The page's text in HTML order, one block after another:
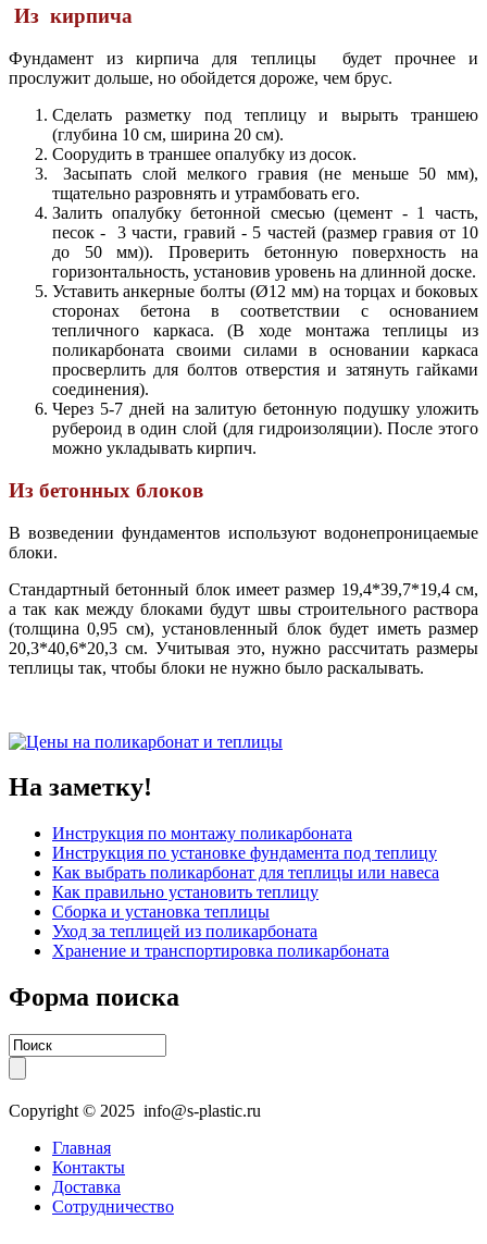
Из кирпича
Фундамент из кирпича для теплицы будет прочнее и
прослужит дольше, но обойдется дороже, чем брус.
Сделать разметку под теплицу и вырыть траншею
(глубина 10 см, ширина 20 см).
Соорудить в траншее опалубку из досок.
Засыпать слой мелкого гравия (не меньше 50 мм),
тщательно разровнять и утрамбовать его.
Залить опалубку бетонной смесью (цемент - 1 часть,
песок - 3 части, гравий - 5 частей (размер гравия от 10
до 50 мм)). Проверить бетонную поверхность на
горизонтальность, установив уровень на длинной доске.
Уставить анкерные болты (Ø12 мм) на торцах и боковых
сторонах бетона в соответствии с основанием
тепличного каркаса. (В ходе монтажа теплицы из
поликарбоната своими силами в основании каркаса
просверлить для болтов отверстия и затянуть гайками
соединения).
Через 5-7 дней на залитую бетонную подушку уложить
рубероид в один слой (для гидроизоляции). После этого
можно укладывать кирпич.
Из бетонных блоков
В возведении фундаментов используют водонепроницаемые
блоки.
Стандартный бетонный блок имеет размер 19,4*39,7*19,4 см,
а так как между блоками будут швы строительного раствора
(толщина 0,95 см), установленный блок будет иметь размер
20,3*40,6*20,3 см. Учитывая это, нужно рассчитать размеры
теплицы так, чтобы блоки не нужно было раскалывать.
На заметку!
Инструкция по монтажу поликарбоната
Инструкция по установке фундамента под теплицу
Как выбрать поликарбонат для теплицы или навеса
Как правильно установить теплицу
Сборка и установка теплицы
Уход за теплицей из поликарбоната
Хранение и транспортировка поликарбоната
Форма поиска
Copyright © 2025 info@s-plastic.ru
Главная
Контакты
Доставка
Сотрудничество